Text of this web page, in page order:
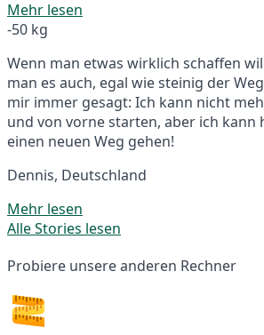
Mehr lesen
-50 kg
Wenn man etwas wirklich schaffen
man es auch, egal wie steinig der
mir immer gesagt: Ich kann nicht
und von vorne starten, aber ich kann
einen neuen Weg gehen!
Dennis, Deutschland
Mehr lesen
Alle Stories lesen
Probiere unsere anderen Rechner